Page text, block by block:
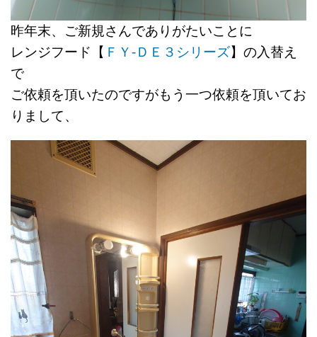
昨年末、ご新規さんでありがたいことに
レンジフード【 ＦＹ-ＤＥ３シリーズ】の入替え
で
ご依頼を頂いたのですがもう一つ依頼を頂いてお
りまして、